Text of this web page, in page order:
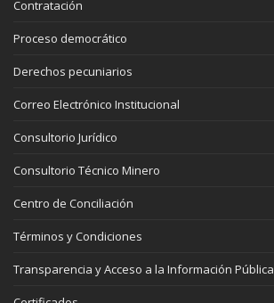
Contratación
Proceso democrático
Derechos pecuniarios
Correo Electrónico Institucional
Consultorio Jurídico
Consultorio Técnico Minero
Centro de Conciliación
Términos y Condiciones
Transparencia y Acceso a la Información Pública